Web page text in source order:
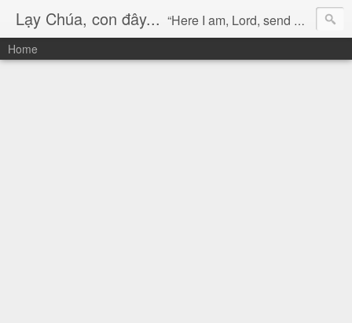
Lạy Chúa, con đây... “Here I am, Lord, send me!” (Isaiah 6:8)
Home